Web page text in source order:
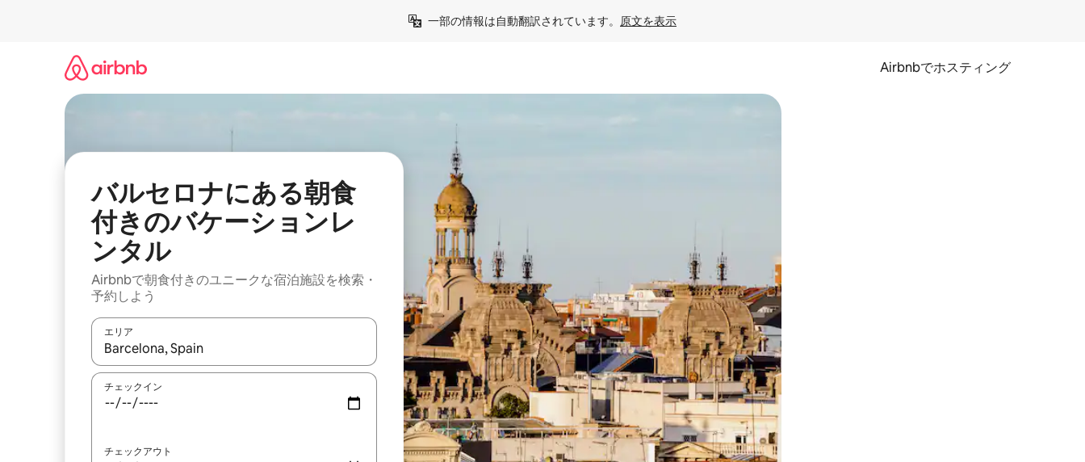
一部の情報は自動翻訳されています。 原文を表示
Airbnbでホスティング
バルセロナにある朝食
付きのバケーションレ
ンタル
Airbnbで朝食付きのユニークな宿泊施設を検索・
予約しよう
エリア
検索結果が表示されたら、上下の矢印キーを使って移動するか、画面をタッチまたはスワイプして検索結果を確認することができます。
チェックイン
チェックアウト